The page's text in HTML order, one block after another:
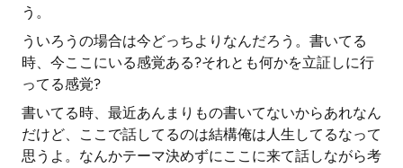
う。
ういろうの場合は今どっちよりなんだろう。書いてる
時、今ここにいる感覚ある?それとも何かを立証しに行
ってる感覚?
書いてる時、最近あんまりもの書いてないからあれなん
だけど、ここで話してるのは結構俺は人生してるなって
思うよ。なんかテーマ決めずにここに来て話しながら考